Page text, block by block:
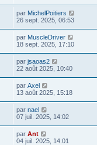
par MichelPoitiers
26 sept. 2025, 06:53
par MuscleDriver
18 sept. 2025, 17:10
par jsaoas2
22 août 2025, 10:40
par Axel
13 août 2025, 15:18
par nael
07 juil. 2025, 14:02
par Ant
04 juil. 2025, 14:01